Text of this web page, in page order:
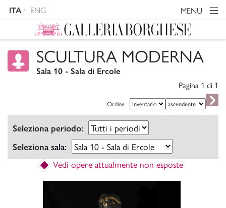
ITA ENG MENU
SCULTURA MODERNA
Sala 10 - Sala di Ercole
Pagina 1 di 1
Ordine
Seleziona periodo:
Seleziona sala:
Vedi opere attualmente non esposte